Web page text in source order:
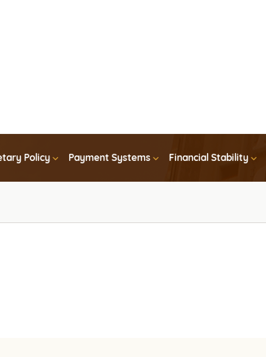
Policy Payment Systems Financial Stability